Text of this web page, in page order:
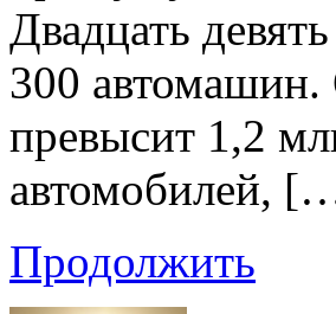
Двадцать
300 автомашин.
превысит 1,2
автомобилей,
Продолжить